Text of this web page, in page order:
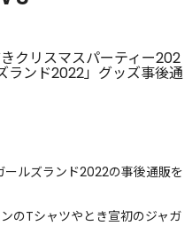
クリスマスパーティー202
ランド2022」グッズ事後通
ルズランド2022の事後通販を
のTシャツやとき宣初のジャガ